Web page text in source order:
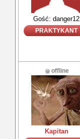
Gość: danger12
PRAKTYKANT
offline
Kapitan